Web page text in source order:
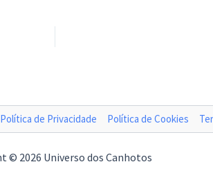
Política de Privacidade Política de Cookies
© 2026 Universo dos Canhotos